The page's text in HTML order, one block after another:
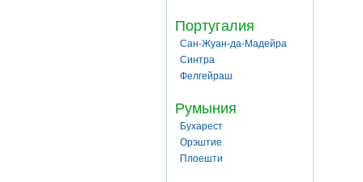
Португалия
Сан-Жуан-да-Мадейра
Синтра
Фелгейраш
Румыния
Бухарест
Орэштие
Плоешти